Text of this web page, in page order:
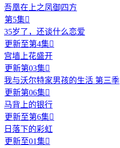
吾凰在上之凤御四方
第5集
35岁了，还谈什么恋爱
更新至第4集
宫墙上花盛开
更新第03集
我与沃尔特家男孩的生活 第三季
更新第06集
马背上的银行
更新至第6集
日落下的彩虹
更新至01集